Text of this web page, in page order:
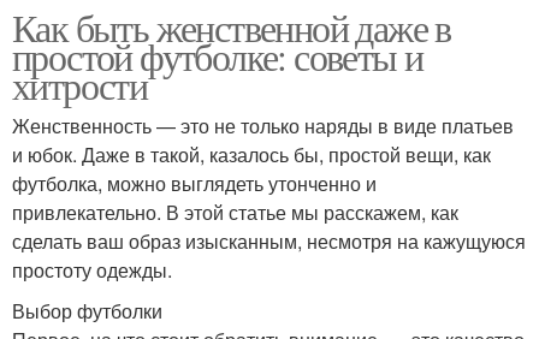
Как быть женственной даже в
простой футболке: советы и
хитрости
Женственность — это не только наряды в виде платьев
и юбок. Даже в такой, казалось бы, простой вещи, как
футболка, можно выглядеть утонченно и
привлекательно. В этой статье мы расскажем, как
сделать ваш образ изысканным, несмотря на кажущуюся
простоту одежды.
Выбор футболки